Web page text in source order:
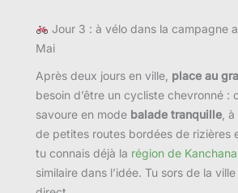
Jour 3 : à vélo dans la campagne
Mai
Après deux jours en ville, place au
besoin d’être un cycliste chevronné :
savoure en mode balade tranquille ,
de petites routes bordées de rizières
tu connais déjà la région de
similaire dans l’idée. Tu sors de la